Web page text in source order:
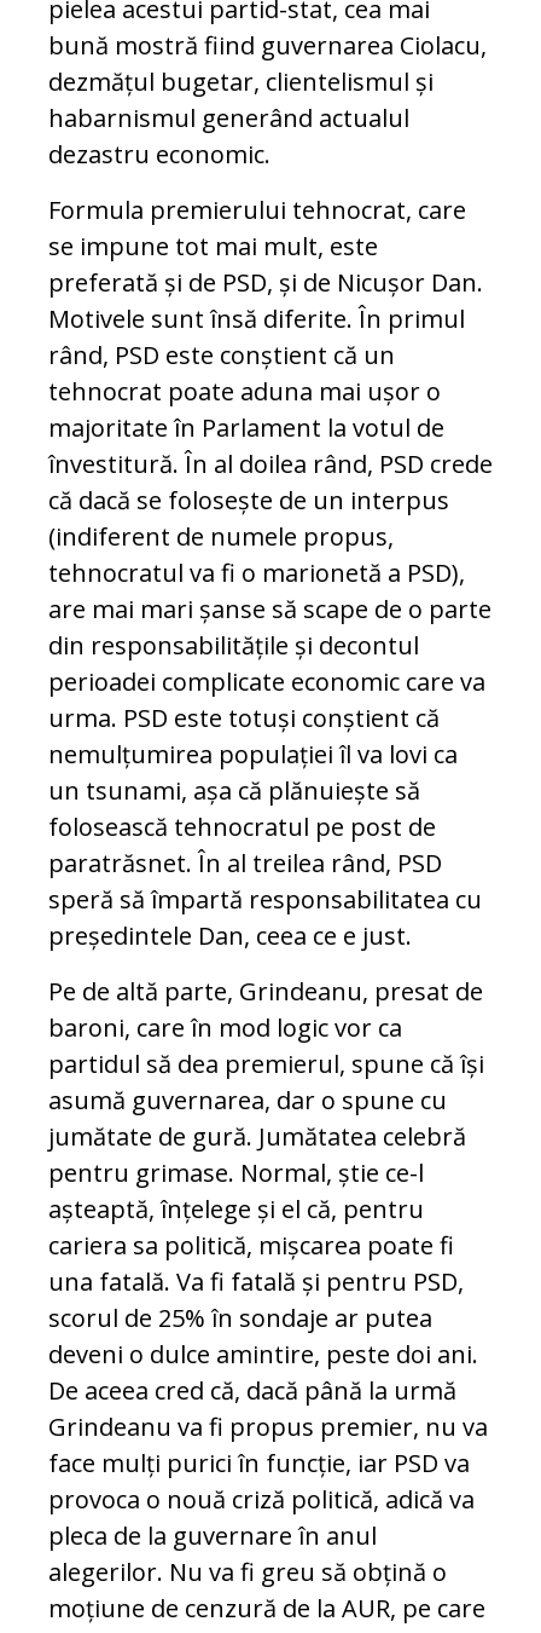
pielea acestui partid-stat, cea mai
bună mostră fiind guvernarea Ciolacu,
dezmățul bugetar, clientelismul și
habarnismul generând actualul
dezastru economic.
Formula premierului tehnocrat, care
se impune tot mai mult, este
preferată și de PSD, și de Nicușor Dan.
Motivele sunt însă diferite. În primul
rând, PSD este conștient că un
tehnocrat poate aduna mai ușor o
majoritate în Parlament la votul de
învestitură. În al doilea rând, PSD crede
că dacă se folosește de un interpus
(indiferent de numele propus,
tehnocratul va fi o marionetă a PSD),
are mai mari șanse să scape de o parte
din responsabilitățile și decontul
perioadei complicate economic care va
urma. PSD este totuși conștient că
nemulțumirea populației îl va lovi ca
un tsunami, așa că plănuiește să
folosească tehnocratul pe post de
paratrăsnet. În al treilea rând, PSD
speră să împartă responsabilitatea cu
președintele Dan, ceea ce e just.
Pe de altă parte, Grindeanu, presat de
baroni, care în mod logic vor ca
partidul să dea premierul, spune că își
asumă guvernarea, dar o spune cu
jumătate de gură. Jumătatea celebră
pentru grimase. Normal, știe ce-l
așteaptă, înțelege și el că, pentru
cariera sa politică, mișcarea poate fi
una fatală. Va fi fatală și pentru PSD,
scorul de 25% în sondaje ar putea
deveni o dulce amintire, peste doi ani.
De aceea cred că, dacă până la urmă
Grindeanu va fi propus premier, nu va
face mulți purici în funcție, iar PSD va
provoca o nouă criză politică, adică va
pleca de la guvernare în anul
alegerilor. Nu va fi greu să obțină o
moțiune de cenzură de la AUR, pe care